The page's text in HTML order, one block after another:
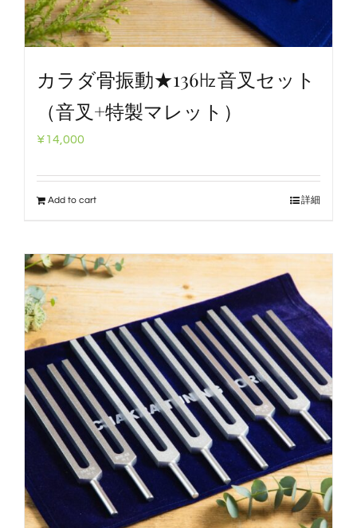
カラダ骨振動★136㎐音叉セット
（音叉+特製マレット）
¥14,000
Add to cart 詳細